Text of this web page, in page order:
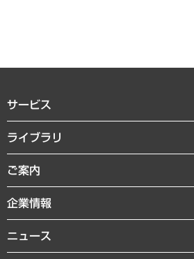
サービス
経営戦略
組織・人事戦略
デジタルイノベーション
共生・ダイバーシティ
GRC（ガバナンス・リスク・コンプライアンス
ライブラリ
経済調査
レポート
コラム
ご案内
セミナー・イベント情報
MUFGビジネスセミナー
受託案件情報
企業情報
私たちの想い
社長メッセージ
ニュース